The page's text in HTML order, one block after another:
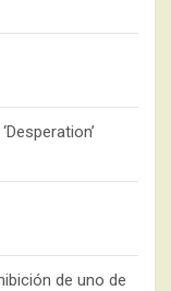
de uno de